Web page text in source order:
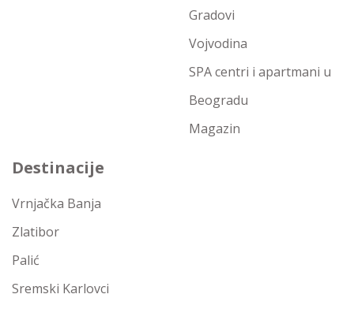
Gradovi
Vojvodina
SPA centri i apartmani u
Beogradu
Magazin
Destinacije
Vrnjačka Banja
Zlatibor
Palić
Sremski Karlovci